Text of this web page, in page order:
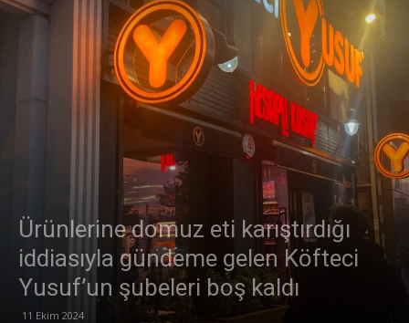
Ürünlerine domuz eti karıştırdığı
iddiasıyla gündeme gelen Köfteci
Yusuf’un şubeleri boş kaldı
11 Ekim 2024